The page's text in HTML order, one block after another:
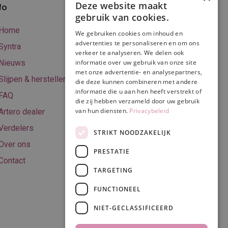
& herstellen
dealer
ons
Verzenden en
betalen
Online betalen
Retourneren
Algemene
voorwaarden
Privacy & Cookie
policy
Disclaimer
Deze website maakt
gebruik van cookies.
We gebruiken cookies om inhoud en
advertenties te personaliseren en om ons
verkeer te analyseren. We delen ook
informatie over uw gebruik van onze site
met onze advertentie- en analysepartners,
die deze kunnen combineren met andere
informatie die u aan hen heeft verstrekt of
die zij hebben verzameld door uw gebruik
van hun diensten. Privacybeleid
STRIKT NOODZAKELIJK
PRESTATIE
TARGETING
FUNCTIONEEL
NIET-GECLASSIFICEERD